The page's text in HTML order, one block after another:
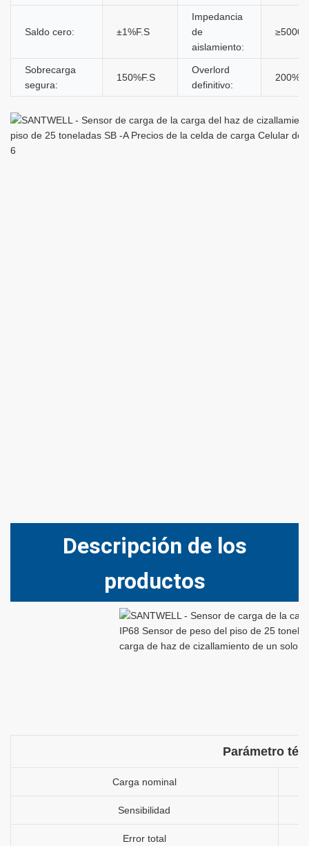
Saldo cero: ±1%F.S
Impedancia
de
aislamiento:
Sobrecarga
segura:
150%F.S
Overlord
definitivo:
Descripción de los
productos
Parámetro
Carga nominal
Sensibilidad
Error total